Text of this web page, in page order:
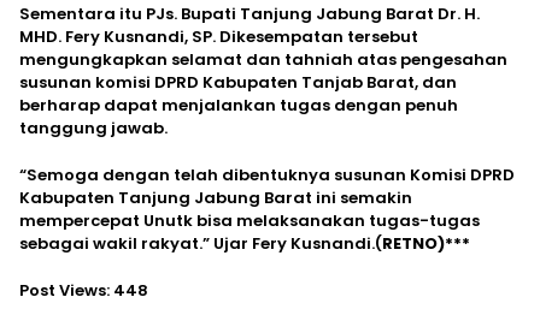
Sementara itu PJs. Bupati Tanjung Jabung Barat Dr. H.
MHD. Fery Kusnandi, SP. Dikesempatan tersebut
mengungkapkan selamat dan tahniah atas pengesahan
susunan komisi DPRD Kabupaten Tanjab Barat, dan
berharap dapat menjalankan tugas dengan penuh
tanggung jawab.
“Semoga dengan telah dibentuknya susunan Komisi DPRD
Kabupaten Tanjung Jabung Barat ini semakin
mempercepat Unutk bisa melaksanakan tugas-tugas
sebagai wakil rakyat.” Ujar Fery Kusnandi.(RETNO)***
Post Views: 448